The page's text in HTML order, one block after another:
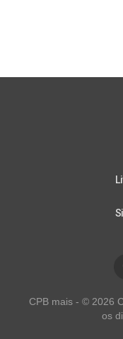
CPB mais - © 2026
os